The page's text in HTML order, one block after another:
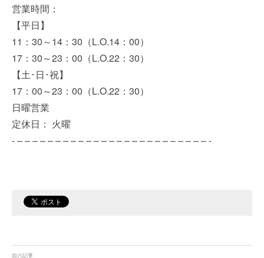
営業時間：
【平日】
11：30～14：30（L.O.14：00）
17：30～23：00（L.O.22：30）
【土･日･祝】
17：00～23：00（L.O.22：30）
日曜営業
定休日： 火曜
- – – – – – – – – – – – – – – – – – – – – – – – – – -